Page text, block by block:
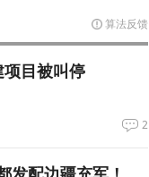
算法反馈
目被叫停
2